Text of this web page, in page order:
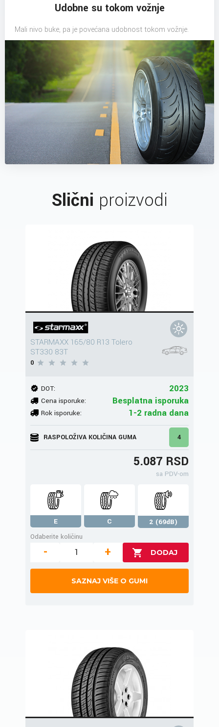
Udobne su tokom vožnje
Mali nivo buke, pa je povećana udobnost tokom vožnje.
Slični proizvodi
STARMAXX 165/80 R13 Tolero
ST330 83T
0
DOT: 2023
Cena isporuke: Besplatna isporuka
Rok isporuke: 1-2 radna dana
RASPOLOŽIVA KOLIČINA GUMA 4
5.087 RSD
sa PDV-om
E C
2 (69dB)
Odaberite količinu
- +
SAZNAJ VIŠE O GUMI